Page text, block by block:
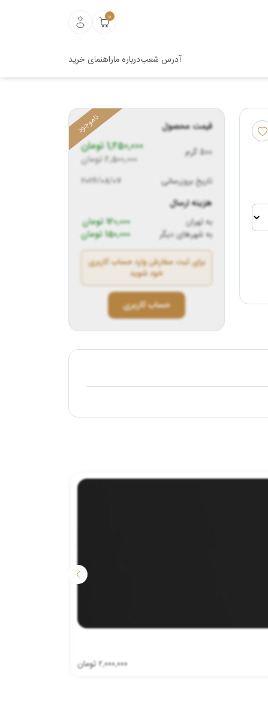
0
آدرس شعبدرباره ماراهنمای خرید
قیمت محصول
500 گرم
1,250,000 تومان
2,500,000 تومان
تاریخ بروزرسانی
2026/08/07
هزینه ارسال
به تهران
به شهرهای دیگر
120,000 تومان
150,000 تومان
برای ثبت سفارش وارد حساب کاربری
خود شوید
حساب کاربری
2,000,000تومان